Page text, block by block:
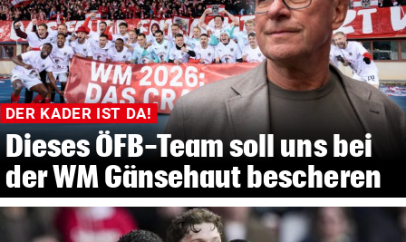
DER KADER IST DA!
Dieses ÖFB-Team soll uns bei
der WM Gänsehaut bescheren